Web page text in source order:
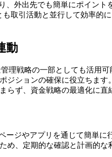
、外出先でも簡単にポイン
取引活動と並行して効率的
動
理戦略の一部としても活用
ジションの確保に役立ちま
らず、資金戦略の最適化に直
ージやアプリを通じて簡単
め、定期的な確認と計画的な